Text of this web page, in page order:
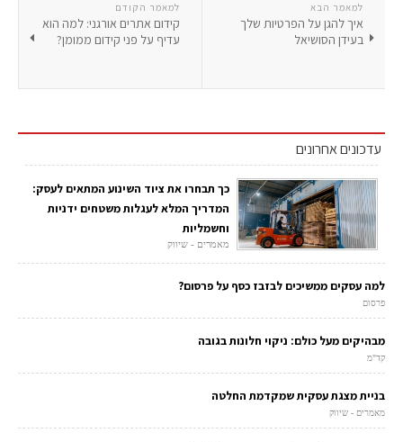
למאמר הקודם
קידום אתרים אורגני: למה הוא
עדיף על פני קידום ממומן?
למאמר הבא
איך להגן על הפרטיות שלך
בעידן הסושיאל
עדכונים אחרונים
כך תבחרו את ציוד השינוע המתאים לעסק:
המדריך המלא לעגלות משטחים ידניות
וחשמליות
מאמרים - שיווק
למה עסקים ממשיכים לבזבז כסף על פרסום?
פרסום
מבהיקים מעל כולם: ניקוי חלונות בגובה
קד"מ
בניית מצגת עסקית שמקדמת החלטה
מאמרים - שיווק